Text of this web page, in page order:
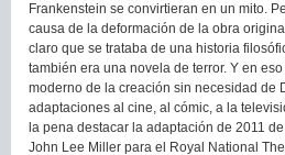
Frankenstein se convirtieran en un mito.
causa de la deformación de la obra
claro que se trataba de una historia
también era una novela de terror. Y en
moderno de la creación sin necesidad de
adaptaciones al cine, al cómic, a la
la pena destacar la adaptación de 2011
John Lee Miller para el Royal National